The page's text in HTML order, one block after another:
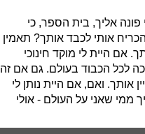
אליך, בית הספר, כי
אותי לכבד אותך? תאמין
אם היית לי מוקד חינוכי
לכל הכבוד בעולם. גם אם זה
אותך. ואם, אם היית נותן לי
ממי שאני על העולם - אולי